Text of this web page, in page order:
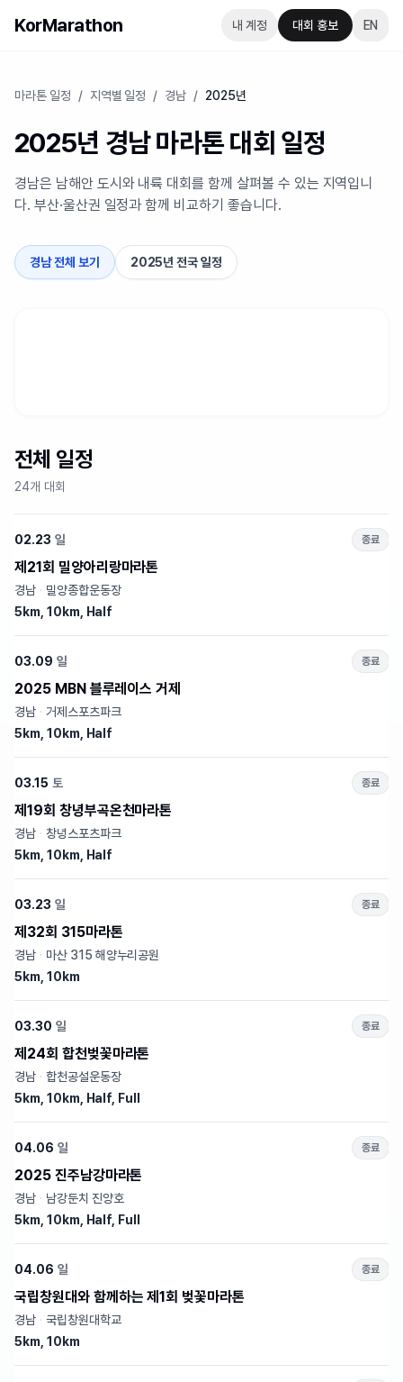
KorMarathon 내 계정 대회 홍보 EN
마라톤 일정 / 지역별 일정 / 경남 / 2025년
2025년 경남 마라톤 대회 일정
경남은 남해안 도시와 내륙 대회를 함께 살펴볼 수 있는 지역입니
다. 부산·울산권 일정과 함께 비교하기 좋습니다.
경남 전체 보기 2025년 전국 일정
전체 일정
24개 대회
02.23 일 종료
제21회 밀양아리랑마라톤
경남 · 밀양종합운동장
5km, 10km, Half
03.09 일 종료
2025 MBN 블루레이스 거제
경남 · 거제스포츠파크
5km, 10km, Half
03.15 토 종료
제19회 창녕부곡온천마라톤
경남 · 창녕스포츠파크
5km, 10km, Half
03.23 일 종료
제32회 315마라톤
경남 · 마산 315 해양누리공원
5km, 10km
03.30 일 종료
제24회 합천벚꽃마라톤
경남 · 합천공설운동장
5km, 10km, Half, Full
04.06 일 종료
2025 진주남강마라톤
경남 · 남강둔치 진양호
5km, 10km, Half, Full
04.06 일 종료
국립창원대와 함께하는 제1회 벚꽃마라톤
경남 · 국립창원대학교
5km, 10km